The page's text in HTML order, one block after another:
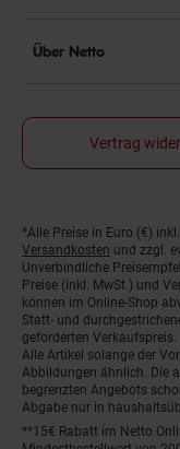
Über Netto
Vertrag
Fußnoten
*Alle Preise in Euro (€)
Versandkosten und zzgl.
Unverbindliche
Preise (inkl. MwSt.) und
können im Online-Shop
Statt- und
geforderten Verkaufspreis.
Alle Artikel solange der
Abbildungen ähnlich. Die
begrenzten Angebots
Abgabe nur in
**15€ Rabatt im Netto